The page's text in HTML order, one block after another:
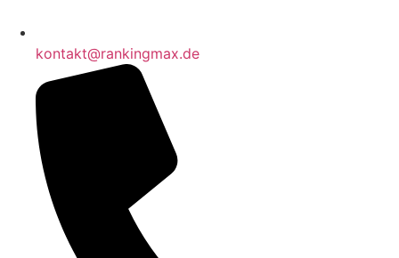
kontakt@rankingmax.de